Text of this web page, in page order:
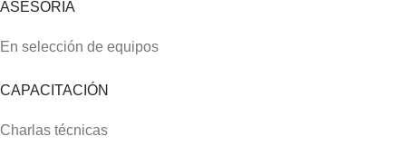
ASESORÍA
En selección de equipos
CAPACITACIÓN
Charlas técnicas